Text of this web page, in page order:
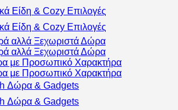
Είδη & Cozy Επιλογές
Είδη & Cozy Επιλογές
αλλά Ξεχωριστά Δώρα
αλλά Ξεχωριστά Δώρα
με Προσωπικό Χαρακτήρα
με Προσωπικό Χαρακτήρα
Δώρα & Gadgets
Δώρα & Gadgets